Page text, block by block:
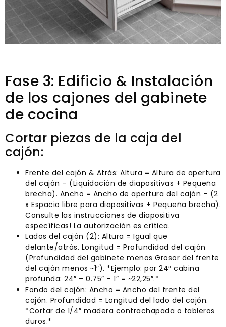
Fase 3: Edificio & Instalación
de los cajones del gabinete
de cocina
Cortar piezas de la caja del
cajón:
Frente del cajón & Atrás: Altura = Altura de apertura
del cajón – (Liquidación de diapositivas + Pequeña
brecha). Ancho = Ancho de apertura del cajón – (2
x Espacio libre para diapositivas + Pequeña brecha).
Consulte las instrucciones de diapositiva
específicas! La autorización es crítica.
Lados del cajón (2): Altura = Igual que
delante/atrás. Longitud = Profundidad del cajón
(Profundidad del gabinete menos Grosor del frente
del cajón menos ~1″). *Ejemplo: por 24″ cabina
profunda: 24″ – 0.75″ – 1″ = ~22,25″.*
Fondo del cajón: Ancho = Ancho del frente del
cajón. Profundidad = Longitud del lado del cajón.
*Cortar de 1/4″ madera contrachapada o tableros
duros.*